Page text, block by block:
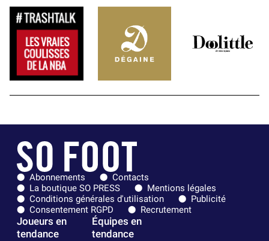
Abonnements
Contacts
La boutique SO PRESS
Mentions légales
Conditions générales d'utilisation
Publicité
Consentement RGPD
Recrutement
Joueurs en
tendance
Équipes en
tendance